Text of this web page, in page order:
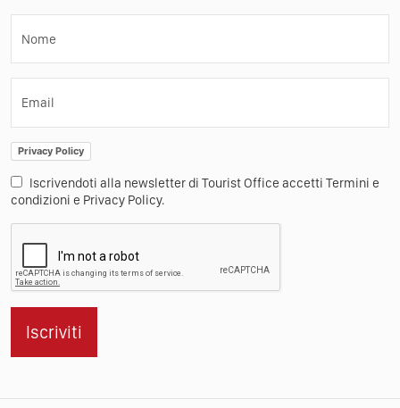
Nome
Email
Privacy Policy
Iscrivendoti alla newsletter di Tourist Office accetti Termini e
condizioni e Privacy Policy.
Iscriviti